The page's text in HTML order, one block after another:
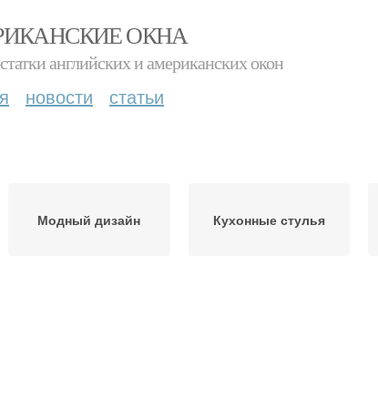
ОКНА
английских и американских окон
новости статьи
Модный дизайн Кухонные стулья